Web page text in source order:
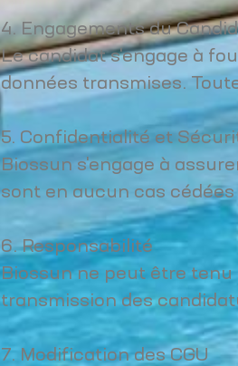
4. Engagements du
Le candidat s'engage à
données transmises.
5. Confidentialité et
Biossun s'engage à
sont en aucun cas
6. Responsabilité
Biossun ne peut être
transmission des
7. Modification des CGU